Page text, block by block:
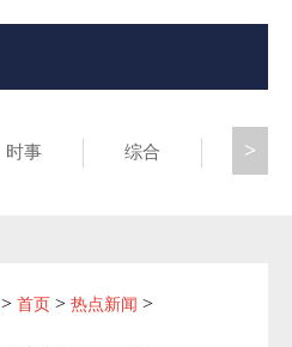
时事 综合 昆滇
>
> 首页 > 热点新闻 >